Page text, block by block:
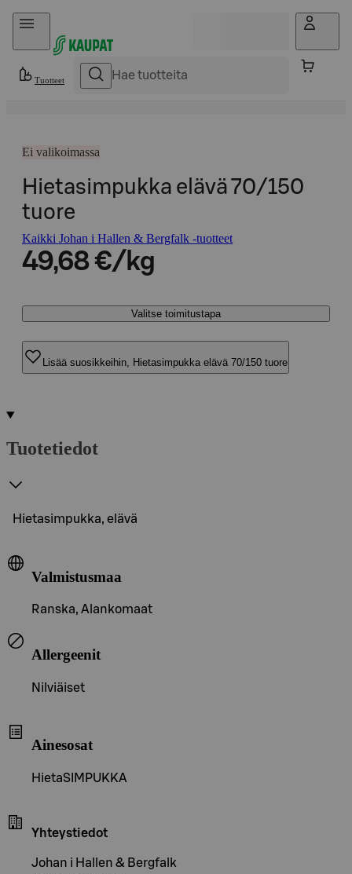
Hyppää sisältöön
Tuotteet
Ei valikoimassa
Hietasimpukka elävä 70/150
tuore
Kaikki Johan i Hallen & Bergfalk -tuotteet
49,68 €/kg
Valitse toimitustapa
Lisää suosikkeihin, Hietasimpukka elävä 70/150 tuore
Tuotetiedot
Hietasimpukka, elävä
Valmistusmaa
Ranska, Alankomaat
Allergeenit
Nilviäiset
Ainesosat
HietaSIMPUKKA
Yhteystiedot
Johan i Hallen & Bergfalk